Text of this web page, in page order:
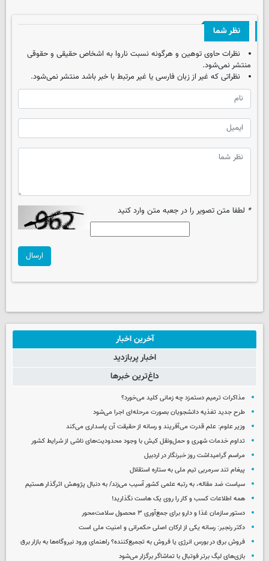
نظر شما
نظرات حاوی توهین و هرگونه نسبت ناروا به اشخاص حقیقی و حقوقی
منتشر نمی‌شود.
نظراتی که غیر از زبان فارسی یا غیر مرتبط با خبر باشد منتشر نمی‌شود.
* لطفا متن تصویر را در جعبه متن وارد کنید
ارسال
آخرین اخبار
اخبار پربازدید
داغ‌ترین خبرها
مذاکرات ترمیم دستمزد چه زمانی کلید می‌خورد؟
طرح جدید تغذیه دانشجویان بصورت مرحله‌ای اجرا می‌شود
وزیر علوم: علم قدرت می‌آفریند و رسانه از حقیقت آن پاسداری می‌کند
تداوم خدمات شهری و حمل‌ونقل کیش با وجود محدودیت‌های ناشی از شرایط کشور
مراسم گرامیداشت روز خبرنگار در اردبیل
پیغام تند سرمربی تیم ملی به ستاره استقلال
سیاست ضد مقاله، به رتبه علمی کشور آسیب می‌زند/ به دنبال پژوهش اثرگذار هستیم
همه اطلاعات کسب‌ و کار را روی یک هاست نگذارید!
دستور سازمان غذا و دارو برای جمع‌آوری ۳ محصول سلامت‌محور
دکتر رنجبر: رسانه یکی از ارکان اصلی حکمرانی و امنیت ملی است
فروش برق در بورس انرژی یا فروش به تجمیع‌کننده؟ راهنمای ورود نیروگاه‌ها به بازار برق
بازی‌های لیگ برتر فوتبال با تماشاگر برگزار می‌شود